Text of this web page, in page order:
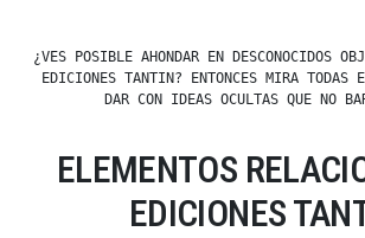
¿VES POSIBLE AHONDAR EN DESCONOCIDOS
EDICIONES TANTIN? ENTONCES MIRA TODAS
DAR CON IDEAS OCULTAS QUE NO
ELEMENTOS
EDICIONES